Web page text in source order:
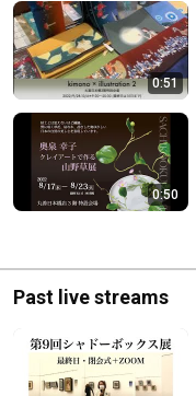
0:51
0:50
Past live streams